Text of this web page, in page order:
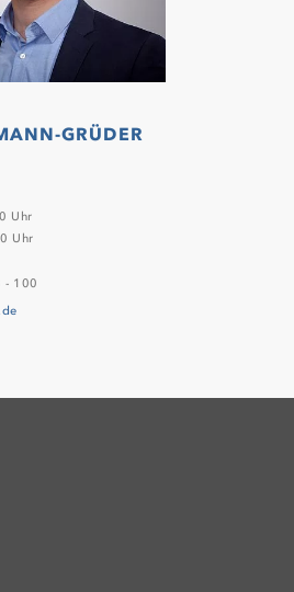
GRÜDER
Uhr
Uhr
- 100